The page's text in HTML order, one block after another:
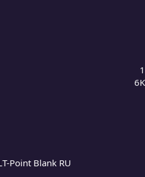
1
6K
Point Blank RU